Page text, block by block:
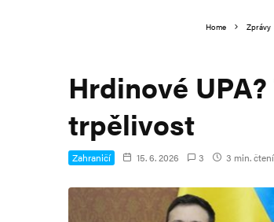
Home Zprávy
Hrdinové
trpělivost
Zahraničí 15. 6. 2026 3 3 min. čtení